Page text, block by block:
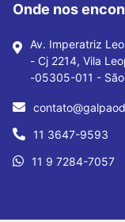
Onde nos
Av. Imperatriz
- Cj 2214, Vila
-05305-011 - São
11 3647-9593
11 9 7284-7057